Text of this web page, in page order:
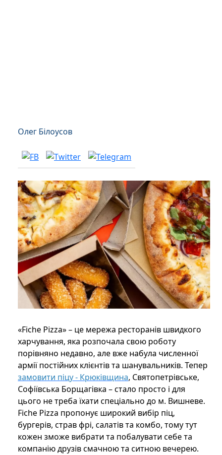
Олег Білоусов
«Fiche Pizza» – це мережа ресторанів швидкого
харчування, яка розпочала свою роботу
порівняно недавно, але вже набула численної
армії постійних клієнтів та шанувальників. Тепер
замовити піцу - Крюківщина, Святопетрівське,
Софіївська Борщагівка – стало просто і для
цього не треба їхати спеціально до м. Вишневе.
Fiche Pizza пропонує широкий вибір піц,
бургерів, страв фрі, салатів та комбо, тому тут
кожен зможе вибрати та побалувати себе та
компанію друзів смачною та ситною вечерею.